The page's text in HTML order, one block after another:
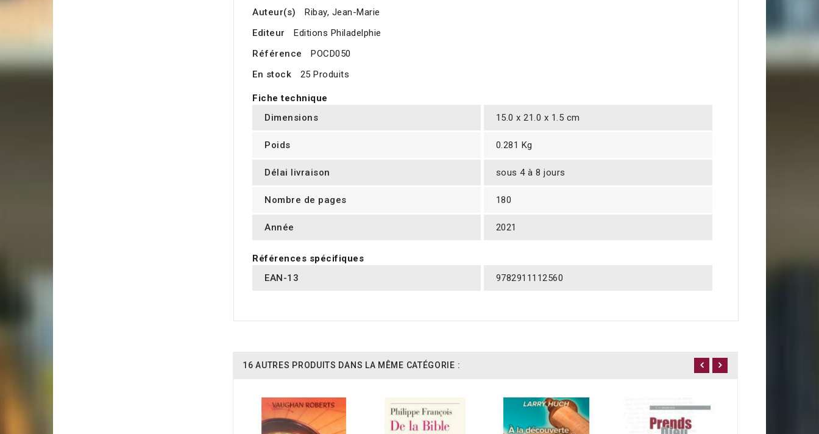
Auteur(s)
Ribay, Jean-Marie
Editeur
Editions Philadelphie
Référence
POCD050
En stock
25 Produits
Fiche technique
Dimensions
15.0 x 21.0 x 1.5 cm
Poids 0.281 Kg
Délai livraison sous 4 à 8 jours
Nombre de pages 180
Année 2021
Références spécifiques
EAN-13
9782911112560
16 AUTRES PRODUITS DANS LA MÊME CATÉGORIE :